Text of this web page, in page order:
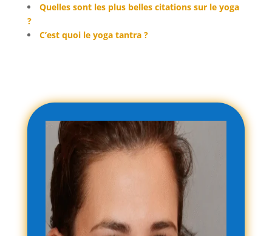
Quelles sont les plus belles citations sur le yoga
?
C’est quoi le yoga tantra ?